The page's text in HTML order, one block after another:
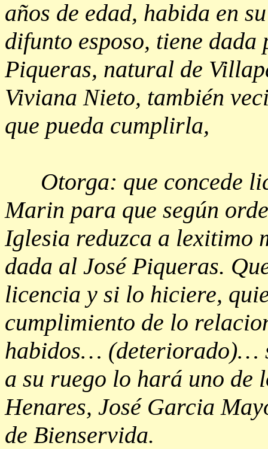
años de edad, habida en
difunto esposo, tiene
Piqueras, natural de
Viviana Nieto, también
que pueda cumplirla,
Otorga: que concede
Marin para que según
Iglesia reduzca a lexitimo
dada al José Piqueras.
licencia y si lo hiciere,
cumplimiento de lo
habidos… (deteriorado)…
a su ruego lo hará uno de
Henares, José Garcia
de Bienservida.